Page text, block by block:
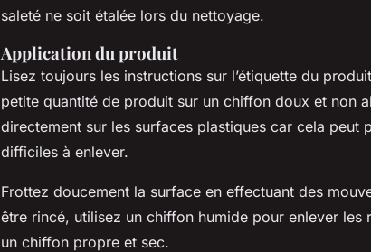
saleté ne soit étalée lors du nettoyage.
Application du produit
Lisez toujours les instructions sur l’étiquette du
petite quantité de produit sur un chiffon doux et non
directement sur les surfaces plastiques car cela peut
difficiles à enlever.
Frottez doucement la surface en effectuant des
être rincé, utilisez un chiffon humide pour enlever les
un chiffon propre et sec.